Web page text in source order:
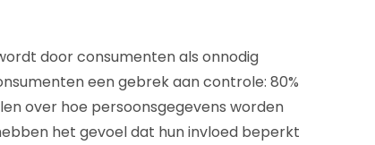
door consumenten als onnodig
een gebrek aan controle: 80%
over hoe persoonsgegevens worden
het gevoel dat hun invloed beperkt